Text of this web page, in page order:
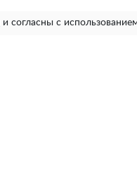
и согласны с